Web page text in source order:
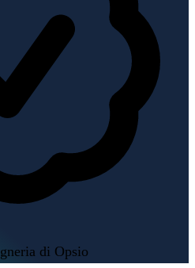
di Opsio